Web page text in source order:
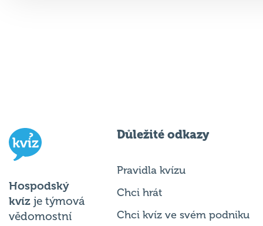
Hospodský
kvíz je týmová
vědomostní
Důležité odkazy
Pravidla kvízu
Chci hrát
Chci kvíz ve svém podniku